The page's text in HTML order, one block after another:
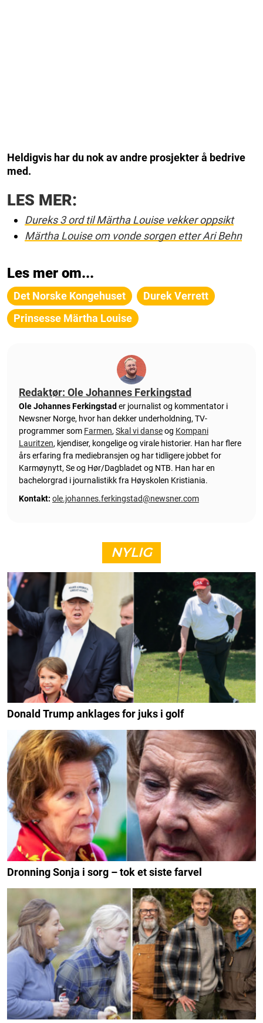
Heldigvis har du nok av andre prosjekter å bedrive
med.
LES MER:
Dureks 3 ord til Märtha Louise vekker oppsikt
Märtha Louise om vonde sorgen etter Ari Behn
Les mer om...
Det Norske Kongehuset
Durek Verrett
Prinsesse Märtha Louise
Redaktør: Ole Johannes Ferkingstad
Ole Johannes Ferkingstad er journalist og kommentator i
Newsner Norge, hvor han dekker underholdning, TV-
programmer som Farmen, Skal vi danseog Kompani
Lauritzen, kjendiser, kongelige og virale historier. Han har flere
års erfaring fra mediebransjen og har tidligere jobbet for
Karmøynytt, Se og Hør/Dagbladet og NTB. Han har en
bachelorgrad i journalistikk fra Høyskolen Kristiania.
Kontakt: ole.johannes.ferkingstad@newsner.com
NYLIG
Donald Trump anklages for juks i golf
Dronning Sonja i sorg – tok et siste farvel